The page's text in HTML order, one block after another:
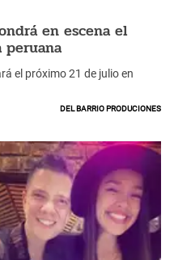
en escena el
el próximo 21 de julio en
Del barrio produciones